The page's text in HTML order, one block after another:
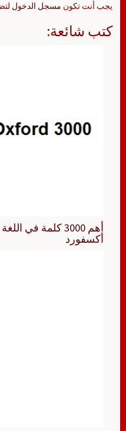
يجب أنت تكون مسجل الدخول
كتب شائعة:
أهم 3000 كلمة في
أكسفورد